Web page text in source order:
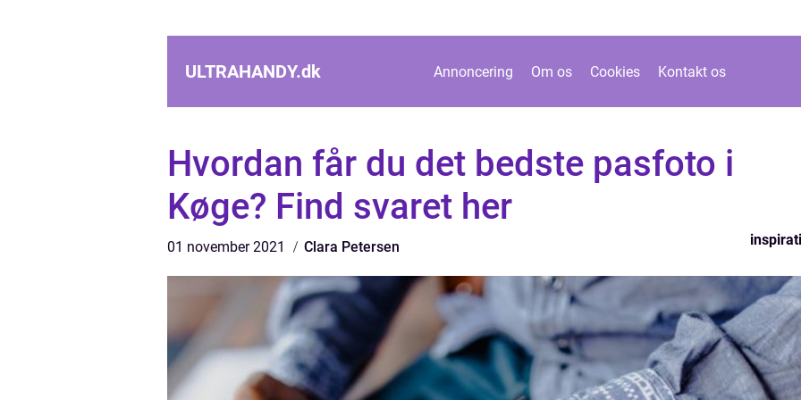
ULTRAHANDY.dk Annoncering Om os Cookies Kontakt os
Hvordan får du det bedste pasfoto i
Køge? Find svaret her
01 november 2021 Clara Petersen